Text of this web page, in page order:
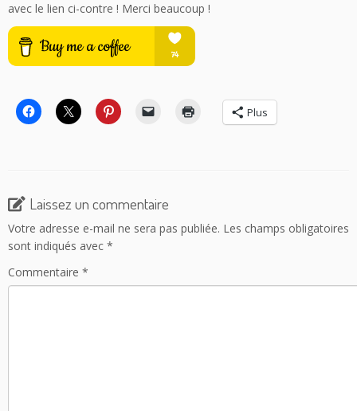
avec le lien ci-contre ! Merci beaucoup !
Plus
Laissez un commentaire
Votre adresse e-mail ne sera pas publiée. Les champs obligatoires
sont indiqués avec *
Commentaire *